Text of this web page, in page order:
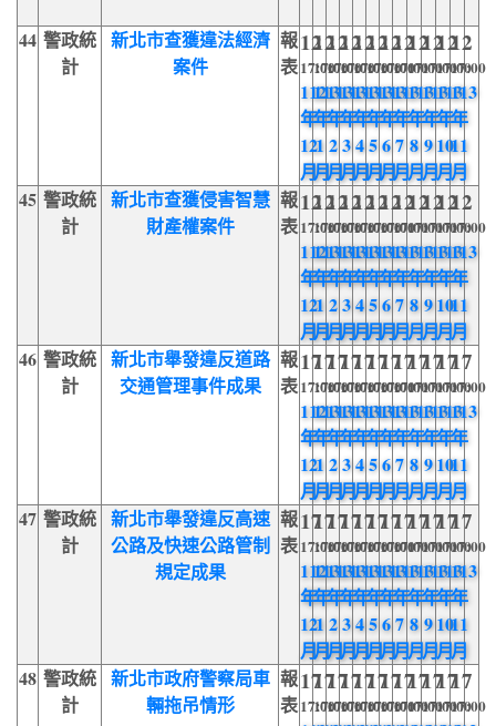
44 警政統
計
新北市查獲違法經濟
案件
報
表
12
17:00
112
年
12
月
12
17:00
113
年
1
月
12
17:00
113
年
2
月
12
17:00
113
年
3
月
12
17:00
113
年
4
月
12
17:00
113
年
5
月
12
17:00
113
年
6
月
12
17:00
113
年
7
月
12
17:00
113
年
8
月
12
17:00
113
年
9
月
12
17:00
113
年
10
月
12
17:00
113
年
11
月
45 警政統
計
新北市查獲侵害智慧
財產權案件
報
表
12
17:00
112
年
12
月
12
17:00
113
年
1
月
12
17:00
113
年
2
月
12
17:00
113
年
3
月
12
17:00
113
年
4
月
12
17:00
113
年
5
月
12
17:00
113
年
6
月
12
17:00
113
年
7
月
12
17:00
113
年
8
月
12
17:00
113
年
9
月
12
17:00
113
年
10
月
12
17:00
113
年
11
月
46 警政統
計
新北市舉發違反道路
交通管理事件成果
報
表
17
17:00
112
年
12
月
17
17:00
113
年
1
月
17
17:00
113
年
2
月
17
17:00
113
年
3
月
17
17:00
113
年
4
月
17
17:00
113
年
5
月
17
17:00
113
年
6
月
17
17:00
113
年
7
月
17
17:00
113
年
8
月
17
17:00
113
年
9
月
17
17:00
113
年
10
月
17
17:00
113
年
11
月
47 警政統
計
新北市舉發違反高速
公路及快速公路管制
規定成果
報
表
17
17:00
112
年
12
月
17
17:00
113
年
1
月
17
17:00
113
年
2
月
17
17:00
113
年
3
月
17
17:00
113
年
4
月
17
17:00
113
年
5
月
17
17:00
113
年
6
月
17
17:00
113
年
7
月
17
17:00
113
年
8
月
17
17:00
113
年
9
月
17
17:00
113
年
10
月
17
17:00
113
年
11
月
48 警政統
計
新北市政府警察局車
輛拖吊情形
報
表
17
17:00
17
17:00
17
17:00
17
17:00
17
17:00
17
17:00
17
17:00
17
17:00
17
17:00
17
17:00
17
17:00
17
17:00